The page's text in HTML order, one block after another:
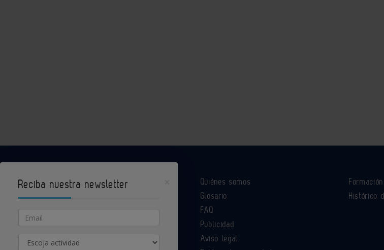
Quiénes somos
Glosario
FAQ
Publicidad
Aviso legal
Formación
Histórico
Reciba nuestra newsletter
Email
Actividad